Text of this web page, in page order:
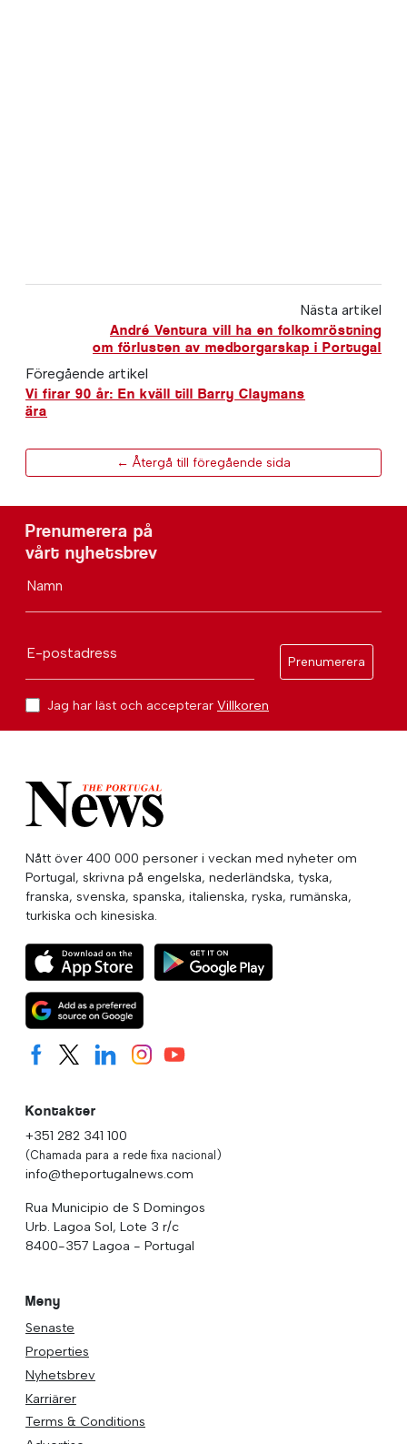
Nästa artikel
André Ventura vill ha en folkomröstning
om förlusten av medborgarskap i Portugal
Föregående artikel
Vi firar 90 år: En kväll till Barry Claymans
ära
← Återgå till föregående sida
Prenumerera på
vårt nyhetsbrev
Namn
E-postadress
Prenumerera
Jag har läst och accepterar Villkoren
Nått över 400 000 personer i veckan med nyheter om
Portugal, skrivna på engelska, nederländska, tyska,
franska, svenska, spanska, italienska, ryska, rumänska,
turkiska och kinesiska.
Kontakter
+351 282 341 100
(Chamada para a rede fixa nacional)
info@theportugalnews.com
Rua Municipio de S Domingos
Urb. Lagoa Sol, Lote 3 r/c
8400-357 Lagoa - Portugal
Meny
Senaste
Properties
Nyhetsbrev
Karriärer
Terms & Conditions